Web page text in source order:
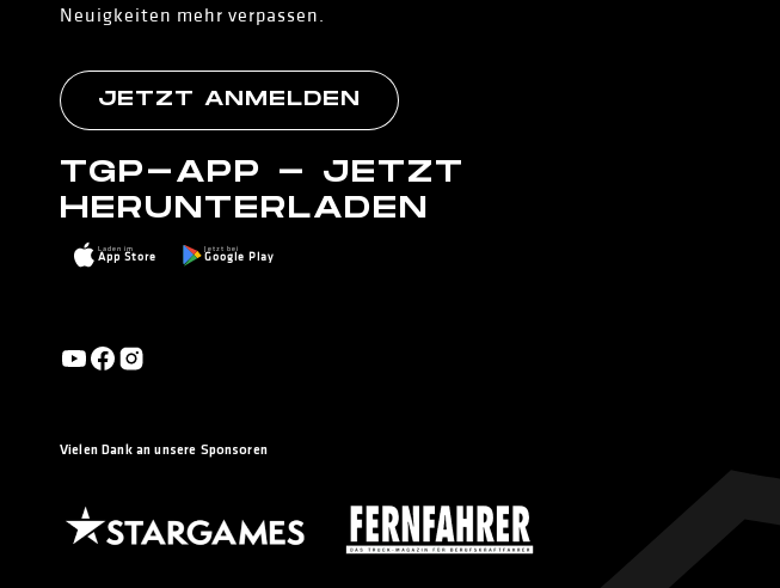
Neuigkeiten mehr verpassen.
JETZT ANMELDEN
TGP-APP - JETZT
HERUNTERLADEN
Laden im
App Store
Jetzt bei
Google Play
Vielen Dank an unsere Sponsoren